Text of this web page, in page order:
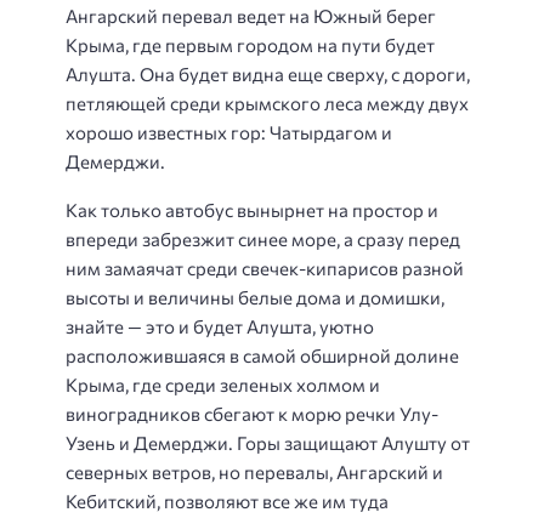
Ангарский перевал ведет на Южный берег
Крыма, где первым городом на пути будет
Алушта. Она будет видна еще сверху, с дороги,
петляющей среди крымского леса между двух
хорошо известных гор: Чатырдагом и
Демерджи.
Как только автобус вынырнет на простор и
впереди забрезжит синее море, а сразу перед
ним замаячат среди свечек-кипарисов разной
высоты и величины белые дома и домишки,
знайте — это и будет Алушта, уютно
расположившаяся в самой обширной долине
Крыма, где среди зеленых холмом и
виноградников сбегают к морю речки Улу-
Узень и Демерджи. Горы защищают Алушту от
северных ветров, но перевалы, Ангарский и
Кебитский, позволяют все же им туда